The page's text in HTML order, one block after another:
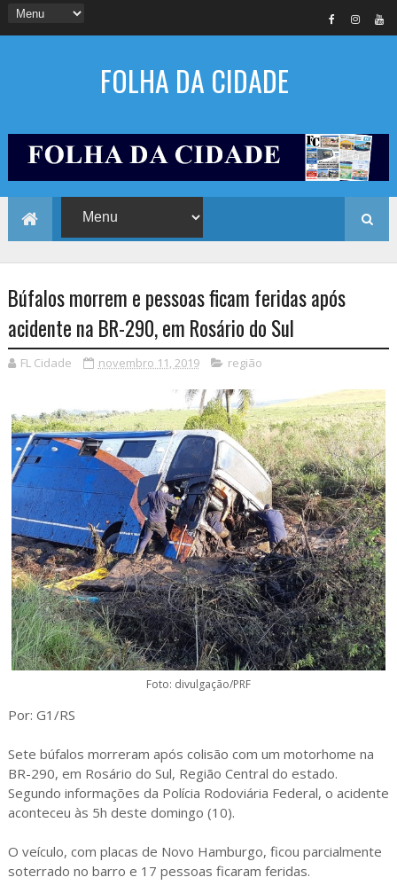
FOLHA DA CIDADE
Búfalos morrem e pessoas ficam feridas após
acidente na BR-290, em Rosário do Sul
FL Cidade novembro 11, 2019 região
Foto: divulgação/PRF
Por: G1/RS
Sete búfalos morreram após colisão com um motorhome na
BR-290, em Rosário do Sul, Região Central do estado.
Segundo informações da Polícia Rodoviária Federal, o acidente
aconteceu às 5h deste domingo (10).
O veículo, com placas de Novo Hamburgo, ficou parcialmente
soterrado no barro e 17 pessoas ficaram feridas.